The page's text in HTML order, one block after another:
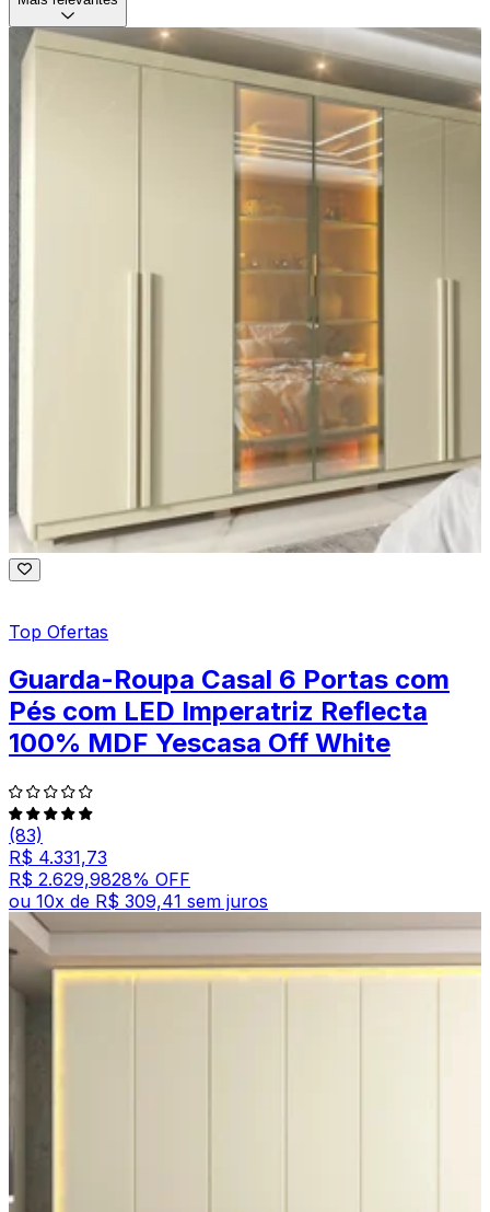
Top Ofertas
Guarda-Roupa Casal 6 Portas com
Pés com LED Imperatriz Reflecta
100% MDF Yescasa Off White
(83)
R$ 4.331,73
R$ 2.629,9828% OFF
ou 10x de R$ 309,41 sem juros